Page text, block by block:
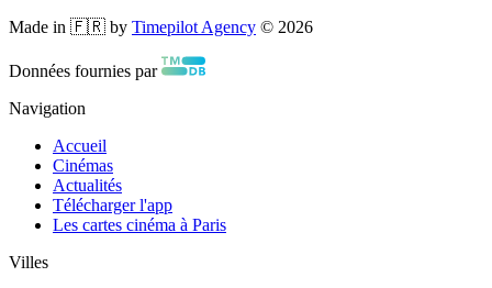
Made in 🇫🇷 by Timepilot Agency © 2026
Données fournies par
Navigation
Accueil
Cinémas
Actualités
Télécharger l'app
Les cartes cinéma à Paris
Villes